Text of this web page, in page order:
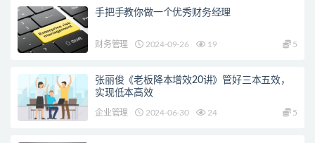
手把手教你做一个优秀财务经理
财务管理 2024-09-26 19 5
张丽俊《老板降本增效20讲》管好三本五效，
实现低本高效
企业管理 2024-06-30 24 5